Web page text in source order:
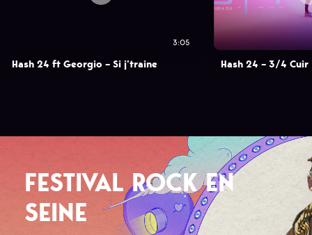
3:05
Hash 24 ft Georgio – Si j’traine Hash 24 – 3/4 Cuir
FESTIVAL ROCK EN
SEINE